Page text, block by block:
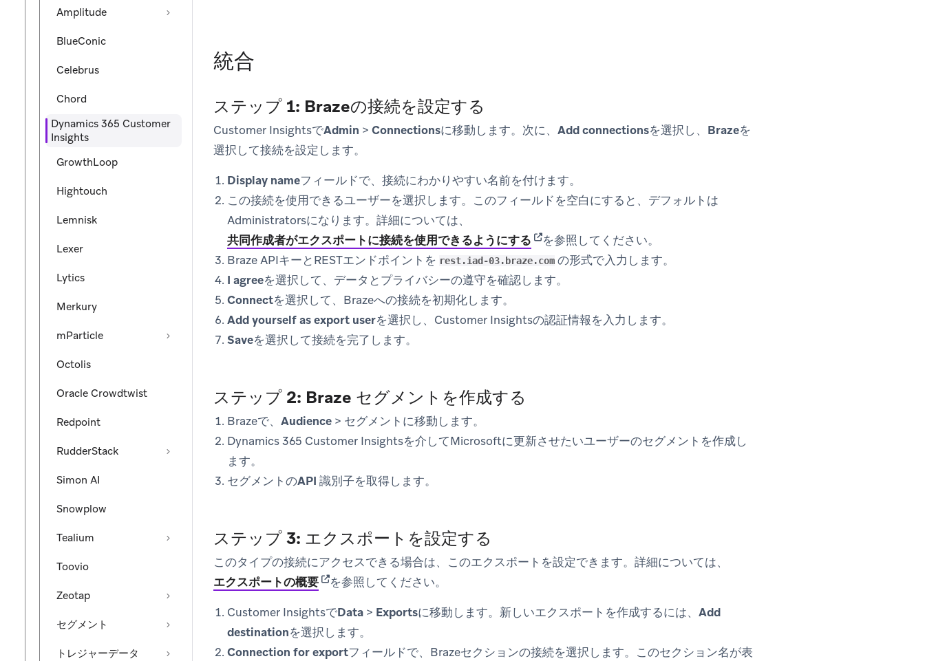
Amplitude
BlueConic
Celebrus
Chord
Dynamics 365 Customer
Insights
GrowthLoop
Hightouch
Lemnisk
Lexer
Lytics
Merkury
mParticle
Octolis
Oracle Crowdtwist
Redpoint
RudderStack
Simon AI
Snowplow
Tealium
Toovio
Zeotap
セグメント
トレジャーデータ
統合
ステップ 1: Brazeの接続を設定する
Customer InsightsでAdmin > Connectionsに移動します。次に、 Add connectionsを選択し、 Brazeを
選択して接続を設定します。
Display nameフィールドで、接続にわかりやすい名前を付けます。
この接続を使用できるユーザーを選択します。このフィールドを空白にすると、デフォルトは
Administratorsになります。詳細については、
共同作成者がエクスポートに接続を使用できるようにする (opens in new tab)
を参照してください。
Braze APIキーとRESTエンドポイントを rest.iad-03.braze.com の形式で入力します。
I agreeを選択して、データとプライバシーの遵守を確認します。
Connectを選択して、Brazeへの接続を初期化します。
Add yourself as export userを選択し、Customer Insightsの認証情報を入力します。
Saveを選択して接続を完了します。
ステップ 2: Braze セグメントを作成する
Brazeで、 Audience > セグメント に移動します。
Dynamics 365 Customer Insightsを介してMicrosoftに更新させたいユーザーのセグメントを作成し
ます。
セグメントのAPI 識別子を取得します。
ステップ 3: エクスポートを設定する
このタイプの接続にアクセスできる場合は、このエクスポートを設定できます。詳細については、
エクスポートの概要(opens in new tab)
を参照してください。
Customer InsightsでData > Exportsに移動します。新しいエクスポートを作成するには、 Add
destinationを選択します。
Connection for exportフィールドで、Brazeセクションの接続を選択します。このセクション名が表